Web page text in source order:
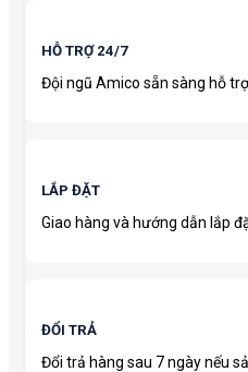
HỖ TRỢ 24/7
Đội ngũ Amico sẵn sàng hỗ
LẮP ĐẶT
Giao hàng và hướng dẫn lắp
ĐỔI TRẢ
Đổi trả hàng sau 7 ngày nếu